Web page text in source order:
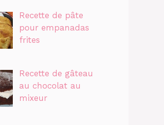
Recette de pâte
pour empanadas
frites
Recette de gâteau
au chocolat au
mixeur